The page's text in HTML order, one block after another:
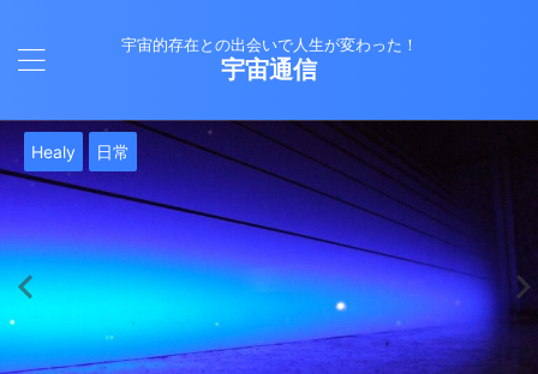
宇宙的存在との出会いで人生が変わった！
宇宙通信
日常 津留晃一
バシャール 津留晃一
Healy 日常
バシャール
日常
日常
Healy 日常 津留晃一
日常
Healy 日常
日常